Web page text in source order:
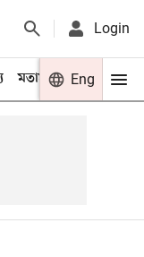
Login
মতামত খেলা
Eng